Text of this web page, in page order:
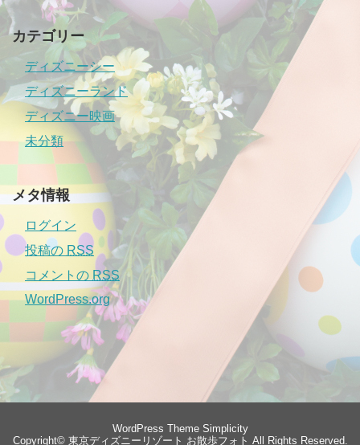
カテゴリー
ディズニーシー
ディズニーランド
ディズニー映画
未分類
メタ情報
ログイン
投稿の RSS
コメントの RSS
WordPress.org
WordPress Theme Simplicity
Copyright© 東京ディズニーリゾート お散歩フォト All Rights Reserved.